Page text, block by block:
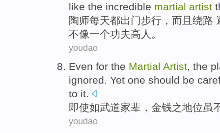
like the incredible martial artist
陶师每天都出门步行， 而且 绕路
不像一个功夫高人 。
youdao
Even for the Martial Artist , the
ignored Yet one should be
to it.
即使如武道家辈， 金钱之地位虽
youdao